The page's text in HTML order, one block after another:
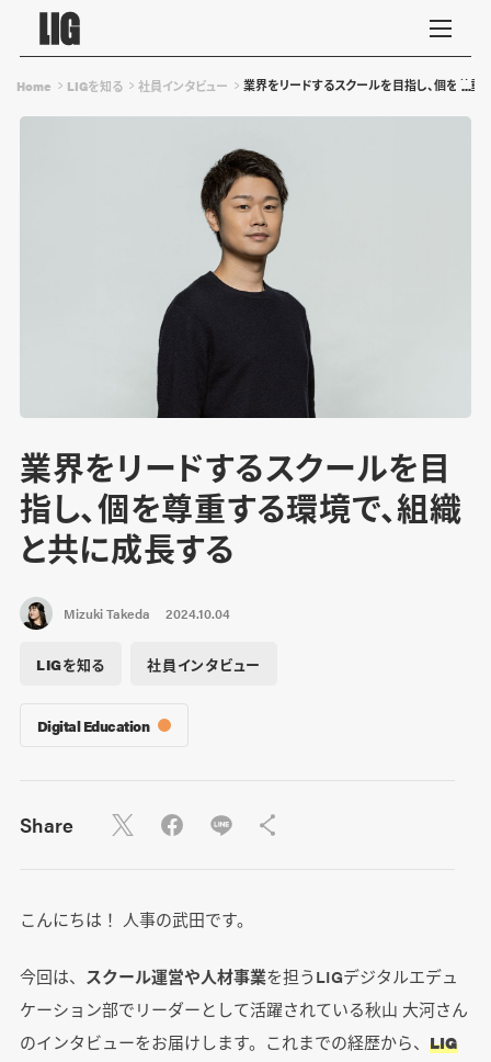
Home LIGを知る 社員インタビュー 業界をリードするスクールを目指し、個を尊重
業界をリードするスクールを目
指し、個を尊重する環境で、組織
と共に成長する
Mizuki Takeda 2024.10.04
LIGを知る 社員インタビュー
Digital Education
Share
こんにちは！ 人事の武田です。
今回は、 スクール運営や人材事業を担うLIGデジタルエデュ
ケーション部でリーダーとして活躍されている秋山 大河さん
のインタビューをお届けします。これまでの経歴から、 LIG